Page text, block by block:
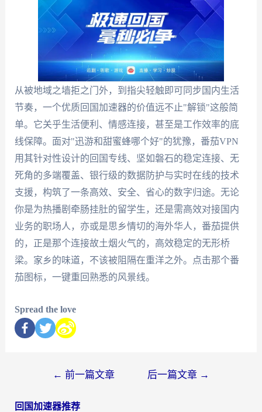
从被地域之墙拒之门外，到指尖轻触即可同步国内生活
节奏，一个优质回国加速器的价值远不止"解锁"这般简
单。它关乎生活便利、情感连接，甚至是工作效率的底
线保障。面对"迅游和甜蜜蜂哪个好"的犹豫，番茄VPN
用其针对性设计的回国专线、坚如磐石的稳定连接、无
死角的多端覆盖、银行级的数据防护与实时在线的技术
支援，构筑了一条高效、安全、省心的数字归途。无论
你是为热播剧牵肠挂肚的留学生，还是需高效对接国内
业务的职场人，亦或是思乡情切的海外华人，番茄提供
的，正是那个连接故土烟火气的，高效稳定的无形桥
梁。家乡的味道，不该被阻隔在重洋之外。点击那个番
茄图标，一键重回熟悉的风景线。
Spread the love
← 前一篇文章 后一篇文章 →
回国加速器推荐